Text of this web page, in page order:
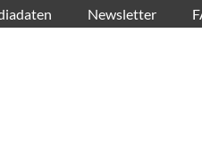
Newsletter